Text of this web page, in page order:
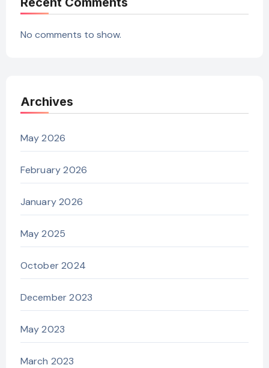
No comments to show.
Archives
May 2026
February 2026
January 2026
May 2025
October 2024
December 2023
May 2023
March 2023